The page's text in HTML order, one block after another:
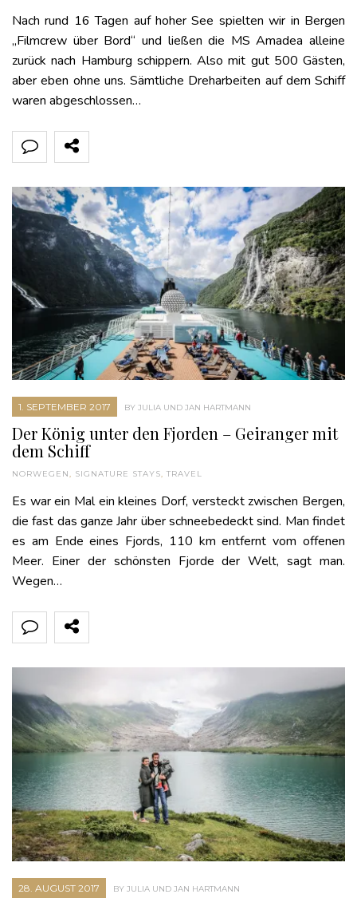
Nach rund 16 Tagen auf hoher See spielten wir in Bergen
„Filmcrew über Bord“ und ließen die MS Amadea alleine
zurück nach Hamburg schippern. Also mit gut 500 Gästen,
aber eben ohne uns. Sämtliche Dreharbeiten auf dem Schiff
waren abgeschlossen…
1. SEPTEMBER 2017 BY JULIA UND JAN HARTMANN
Der König unter den Fjorden – Geiranger mit
dem Schiff
NORWEGEN, SIGNATURE STAYS, TRAVEL
Es war ein Mal ein kleines Dorf, versteckt zwischen Bergen,
die fast das ganze Jahr über schneebedeckt sind. Man findet
es am Ende eines Fjords, 110 km entfernt vom offenen
Meer. Einer der schönsten Fjorde der Welt, sagt man.
Wegen…
28. AUGUST 2017 BY JULIA UND JAN HARTMANN